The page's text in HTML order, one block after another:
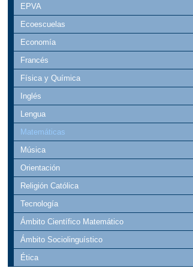
EPVA
Ecoescuelas
Economía
Francés
Física y Química
Inglés
Lengua
Matemáticas
Música
Orientación
Religión Católica
Tecnología
Ámbito Científico Matemático
Ámbito Sociolinguístico
Ética